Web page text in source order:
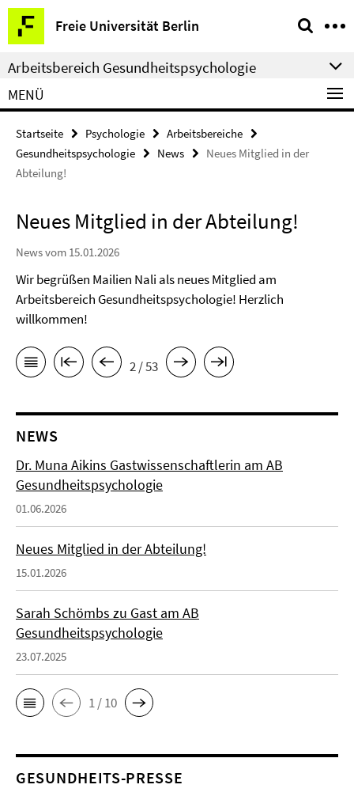
Springe
direkt
zu
Inhalt
Freie Universität Berlin
Service-
Navigation
Arbeitsbereich Gesundheitspsychologie
MENÜ
Startseite Psychologie
Arbeitsbereiche
Gesundheitspsychologie
News
Neues Mitglied in der
Abteilung!
Neues Mitglied in der Abteilung!
News vom 15.01.2026
Wir begrüßen Mailien Nali als neues Mitglied am
Arbeitsbereich Gesundheitspsychologie! Herzlich
willkommen!
2 / 53
NEWS
Dr. Muna Aikins Gastwissenschaftlerin am AB
Gesundheitspsychologie
01.06.2026
Neues Mitglied in der Abteilung!
15.01.2026
Sarah Schömbs zu Gast am AB
Gesundheitspsychologie
23.07.2025
1 / 10
GESUNDHEITS-PRESSE